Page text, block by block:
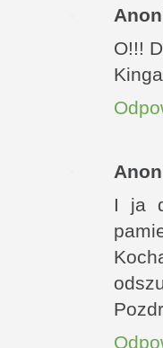
O!!!
I ja